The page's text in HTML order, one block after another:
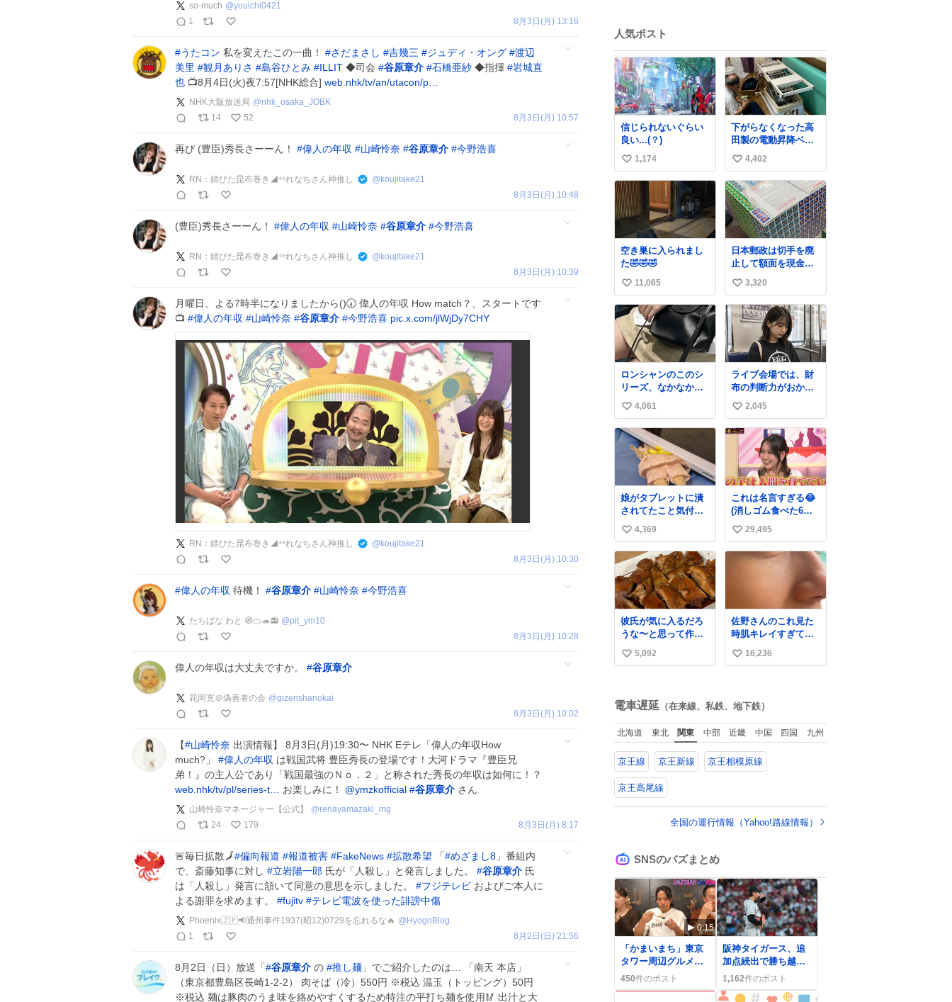
so-much @youichi0421
1
8月3日(月) 13:16
#うたコン 私を変えたこの一曲！ #さだまさし #吉幾三 #ジュディ・オング #渡辺
美里 #観月ありさ #島谷ひとみ #ILLIT ◆司会 #谷原章介 #石橋亜紗 ◆指揮 #岩城直
也 📺8月4日(火)夜7:57[NHK総合] web.nhk/tv/an/utacon/p…
NHK大阪放送局 @nhk_osaka_JOBK
14
52 8月3日(月) 10:57
再び (豊臣)秀長さーーん！ #偉人の年収 #山崎怜奈 #谷原章介 #今野浩喜
RN：錆びた昆布巻き◢⁴⁶れなちさん神推し @ koujitake21
8月3日(月) 10:48
(豊臣)秀長さーーん！ #偉人の年収 #山崎怜奈 #谷原章介 #今野浩喜
RN：錆びた昆布巻き◢⁴⁶れなちさん神推し @ koujitake21
8月3日(月) 10:39
月曜日、よる7時半になりましたから()🕢 偉人の年収 How match？、スタートです
📺 #偉人の年収 #山崎怜奈 #谷原章介 #今野浩喜 pic.x.com/jlWjDy7CHY
RN：錆びた昆布巻き◢⁴⁶れなちさん神推し @ koujitake21
8月3日(月) 10:30
#偉人の年収 待機！ #谷原章介 #山崎怜奈 #今野浩喜
たちばな わと 🧭🍊🦔📻 @pit_ym10
8月3日(月) 10:28
偉人の年収は大丈夫ですか。 #谷原章介
花岡充＠偽善者の会 @gizenshanokai
8月3日(月) 10:02
【#山崎怜奈 出演情報】 8月3日(月)19:30〜 NHK Eテレ「偉人の年収How
much?」 #偉人の年収 は戦国武将 豊臣秀長の登場です！大河ドラマ『豊臣兄
弟！』の主人公であり「戦国最強のＮｏ．２」と称された秀長の年収は如何に！？
web.nhk/tv/pl/series-t…
お楽しみに！ @ymzkofficial #谷原章介 さん
山崎怜奈マネージャー【公式】 @renayamazaki_mg
24
179 8月3日(月) 8:17
🚨毎日拡散🗾#偏向報道 #報道被害 #FakeNews #拡散希望 「 #めざまし8 」番組内
で、斎藤知事に対し #立岩陽一郎 氏が「人殺し」と発言しました。 #谷原章介 氏
は「人殺し」発言に頷いて同意の意思を示しました。 #フジテレビ およびご本人に
よる謝罪を求めます。 #fujitv #テレビ電波を使った誹謗中傷
Phoenix🇯🇵📢通州事件1937(昭12)0729を忘れるな🔥 @ HyogoBlog
1
8月2日(日) 21:56
8月2日（日）放送「 #谷原章介 の #推し麺 」でご紹介したのは… 「南天 本店」
（東京都豊島区長崎1-2-2） 肉そば（冷）550円 ※税込 温玉（トッピング）50円
※税込 麺は豚肉のうま味を絡めやすくするため特注の平打ち麺を使用🥢 出汁と大
人気ポスト
信じられないぐらい
良い...(？)
い
い
ね
数
1,174
下がらなくなった高
田製の電動昇降ベッ
ト。 メーカーから
は、完全に見放され
たんですが、 見事に
85歳の父が治しまし
た。 うちの父は、ト
ヨタカローラのボデ
ィをオート生産す
る、工業ロボットの
製作者なんですが、
父が電動ベットの配
線をハンダで修理し
ている横で、
い
い
ね
数
4,402
空き巣に入られまし
た🤣🤣🤣
い
い
ね
数
11,065
日本郵政は切手を廃
止して額面を現金で
払い戻せ2026 #日本
郵政
@JapanPostHD_PR
い
い
ね
数
3,320
ロンシャンのこのシ
リーズ、なかなか安
くならないのにセー
ル価格になってる🖤
✨レザーなのが反則
級にかわいい。持っ
てるだけでコーデが
格上げされる。
い
い
ね
4,061
ライブ会場では、財
布の判断力がおかし
くなる。
い
い
ね
数
2,045
娘がタブレットに潰
されてたこと気付か
なかった。 旦那だけ
は娘の波長を感じ取
れるから声出せずと
もSOSが伝わったら
しい。 急いで旦那が
救出して、泣きじゃ
くる娘に自分も謝っ
て抱きしめようとし
たら、ビンタされて
しまった。3回ほど。
小さい手だけど、地
味に痛い。 その後、
い
い
ね
数
4,369
これは名言すぎる😂
(消しゴム食べた6歳
の弟を思い出しなが
ら)い
い
29,495
彼氏が気に入るだろ
うな〜と思って作っ
たら想像の何倍も美
味しい美味しい言っ
い
数
5,092
佐野さんのこれ見た
時肌キレイすぎてび
っくりしたし、やは
りアイドルって体型･
い
数
16,236
電車遅延 （在来線、私鉄、地下鉄）
北海道 東北 関東 中部 近畿 中国 四国 九州
京王線 京王新線 京王相模原線
京王高尾線
全国の運行情報（Yahoo!路線情報）
SNSのバズまとめ
0:15
「かまいまち」東京
タワー周辺グルメ探
索、桐山照史の食べ
っぷりとWEST.楽曲
450件のポスト
阪神タイガース、追
加点続出で勝ち越し
へ…ファン歓喜の声
が広がる
1,162件のポスト